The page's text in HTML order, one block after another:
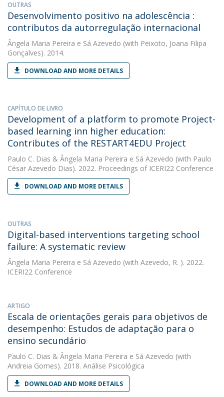
OUTRAS
Desenvolvimento positivo na adolescência :
contributos da autorregulação internacional
Ângela Maria Pereira e Sá Azevedo (with Peixoto, Joana Filipa
Gonçalves). 2014.
DOWNLOAD AND MORE DETAILS
CAPÍTULO DE LIVRO
Development of a platform to promote Project-
based learning inn higher education:
Contributes of the RESTART4EDU Project
Paulo C. Dias & Ângela Maria Pereira e Sá Azevedo (with Paulo
César Azevedo Dias). 2022. Proceedings of ICERI22 Conference
DOWNLOAD AND MORE DETAILS
OUTRAS
Digital-based interventions targeting school
failure: A systematic review
Ângela Maria Pereira e Sá Azevedo (with Azevedo, R. ). 2022.
ICERI22 Conference
ARTIGO
Escala de orientações gerais para objetivos de
desempenho: Estudos de adaptação para o
ensino secundário
Paulo C. Dias & Ângela Maria Pereira e Sá Azevedo (with
Andreia Gomes). 2018. Análise Psicológica
DOWNLOAD AND MORE DETAILS